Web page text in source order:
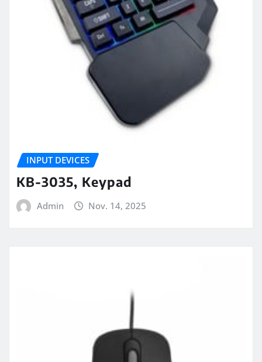
INPUT DEVICES
KB-3035, Keypad
Admin Nov. 14, 2025